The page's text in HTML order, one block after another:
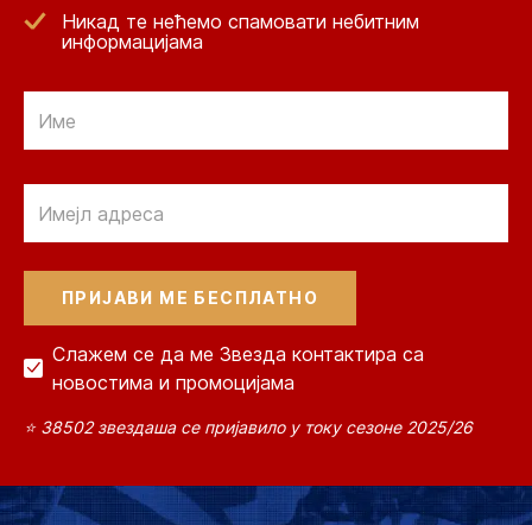
Никад те нећемо спамовати небитним
информацијама
Слажем се да ме Звезда контактира са
новостима и промоцијама
⭐ 38502 звездаша се пријавило у току сезоне 2025/26